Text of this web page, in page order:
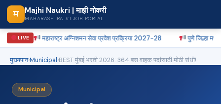
म Majhi Naukri | माझी नोकरी
MAHARASHTRA #1 JOB PORTAL
LIVE
महाराष्ट्र अग्निशमन सेवा प्रवेश प्रक्रिया 2027-28 पुणे जिल्हा मध्यवर्ती
मुख्यपान›Municipal›BEST मुंबई भरती 2026: 364 बस वाहक पदांसाठी मोठी संधी!
Municipal